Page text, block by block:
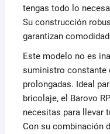
tengas todo lo
Su construcción
garantizan
Este modelo no es
suministro constante
prolongadas. Ideal
bricolaje, el Barovo
necesitas para llevar
Con su combinación